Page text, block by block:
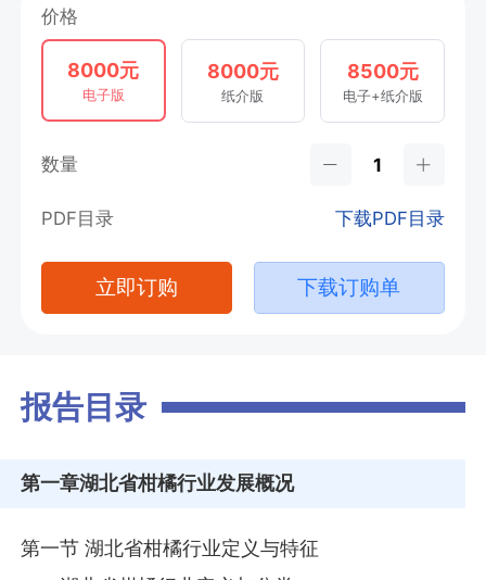
价格
8000元
电子版
8000元
纸介版
8500元
电子+纸介版
数量
PDF目录 下载PDF目录
立即订购 下载订购单
报告目录
第一章湖北省柑橘行业发展概况
第一节 湖北省柑橘行业定义与特征